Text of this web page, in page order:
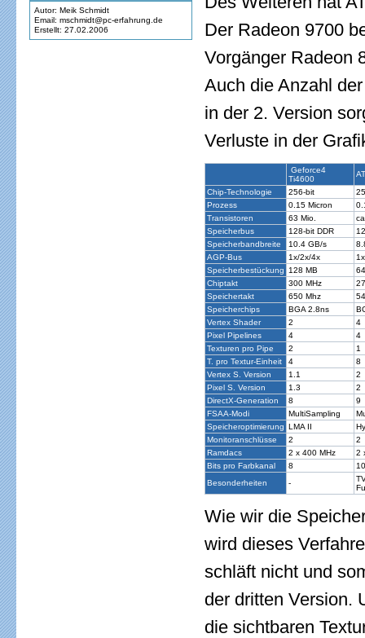
Autor: Meik Schmidt
Email: mschmidt@pc-erfahrung.de
Erstellt: 27.02.2006
Der Radeon 9700
Vorgänger Radeon
Auch die Anzahl
in der 2. Version
Verluste in der
Geforce4
Ti4600
Chip-Technologie
256-bit
Prozess
0.15 Micron
Transistoren
63 Mio.
Speicherbus
128-bit DDR
Speicherbandbreite
10.4 GB/s
AGP-Bus
1x/2x/4x
Speicherbestückung
128 MB
Chiptakt
300 MHz
Speichertakt
650 Mhz
Speicherchips
BGA 2.8ns
Vertex Shader
2
4
Pixel Pipelines
4
4
Texturen pro Pipe
2
1
T. pro Textur-Einheit
4
8
Vertex S. Version
1.1
2
Pixel S. Version
1.3
2
DirectX-Generation
8
9
FSAA-Modi
MultiSampling
Speicheroptimierung LMA II
Monitoranschlüsse
2
2
Ramdacs
2 x 400 MHz
2
Bits pro Farbkanal
8
10
Besonderheiten
-
Wie wir die
wird dieses
schläft nicht und
der dritten Version.
die sichtbaren